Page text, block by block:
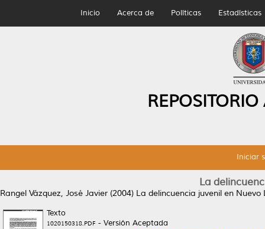
Inicio Acerca de Políticas Estadísticas
Iniciar
La
Rangel Vázquez, José Javier (2004) La delincuencia juvenil en Nuevo
Texto
1020150318.PDF - Versión Aceptada